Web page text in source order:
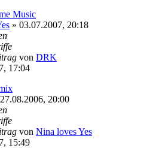
Music
» 03.07.2007, 20:18
von DRK
17:04
27.08.2006, 20:00
von Nina loves Yes
15:49